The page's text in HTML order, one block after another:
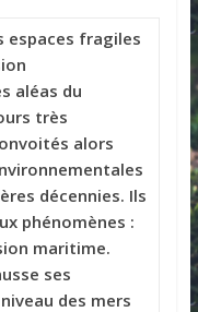
espaces fragiles
aléas du
très
alors
décennies. Ils
phénomènes :
maritime.
ses
des mers